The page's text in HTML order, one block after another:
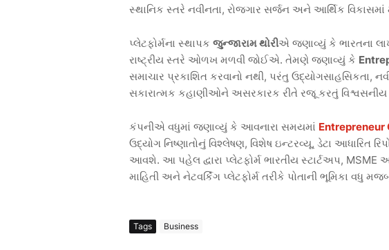
સ્થાનિક સ્તરે નવીનતા, રોજગાર સર્જન અને આર્થિક
પ્લેટફોર્મના સ્થાપક જુન્જારામ થોરીએ જણાવ્યું કે ભારતના
રાષ્ટ્રીય સ્તરે ઓળખ મળવી જોઈએ. તેમણે જણાવ્યું કે
સમાચાર પ્રકાશિત કરવાનો નથી, પરંતુ ઉદ્યોગસાહસિકતા,
સકારાત્મક કહાણીઓને અસરકારક રીતે રજૂ કરતું વિશ્વસનીય
કંપનીએ વધુમાં જણાવ્યું કે આવનારા સમયમાં Entrepreneur
ઉદ્યોગ નિષ્ણાતોનું વિશ્લેષણ, વિશેષ ઇન્ટરવ્યૂ, ડેટા આધારિત
આવશે. આ પહેલ દ્વારા પ્લેટફોર્મ ભારતીય સ્ટાર્ટઅપ,
માહિતી અને નેટવર્કિંગ પ્લેટફોર્મ તરીકે પોતાની ભૂમિકા વધુ
Tags Business